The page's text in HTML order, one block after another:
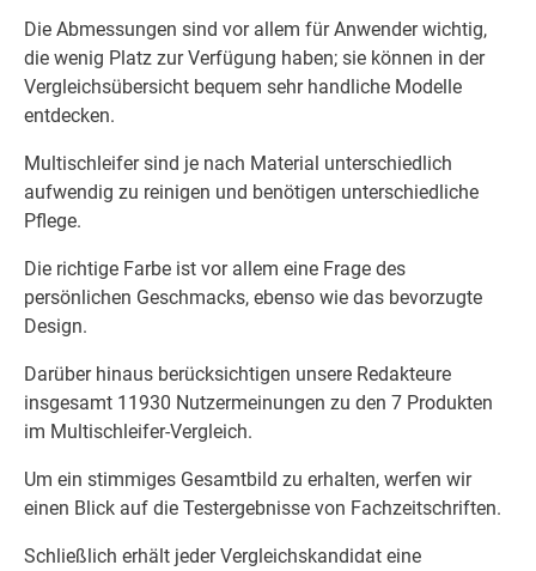
Die Abmessungen sind vor allem für Anwender wichtig,
die wenig Platz zur Verfügung haben; sie können in der
Vergleichsübersicht bequem sehr handliche Modelle
entdecken.
Multischleifer sind je nach Material unterschiedlich
aufwendig zu reinigen und benötigen unterschiedliche
Pflege.
Die richtige Farbe ist vor allem eine Frage des
persönlichen Geschmacks, ebenso wie das bevorzugte
Design.
Darüber hinaus berücksichtigen unsere Redakteure
insgesamt 11930 Nutzermeinungen zu den 7 Produkten
im Multischleifer-Vergleich.
Um ein stimmiges Gesamtbild zu erhalten, werfen wir
einen Blick auf die Testergebnisse von Fachzeitschriften.
Schließlich erhält jeder Vergleichskandidat eine